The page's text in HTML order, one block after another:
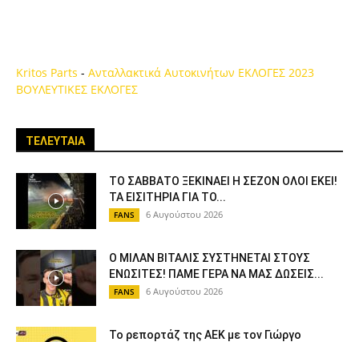
Kritos Parts - Ανταλλακτικά Αυτοκινήτων ΕΚΛΟΓΕΣ 2023
ΒΟΥΛΕΥΤΙΚΕΣ ΕΚΛΟΓΕΣ
ΤΕΛΕΥΤΑΙΑ
ΤΟ ΣΑΒΒΑΤΟ ΞΕΚΙΝΑΕΙ Η ΣΕΖΟΝ ΟΛΟΙ ΕΚΕΙ!
ΤΑ ΕΙΣΙΤΗΡΙΑ ΓΙΑ ΤΟ...
FANS 6 Αυγούστου 2026
Ο ΜΙΛΑΝ ΒΙΤΑΛΙΣ ΣΥΣΤΗΝΕΤΑΙ ΣΤΟΥΣ
ΕΝΩΣΙΤΕΣ! ΠΑΜΕ ΓΕΡΑ ΝΑ ΜΑΣ ΔΩΣΕΙΣ...
FANS 6 Αυγούστου 2026
Το ρεπορτάζ της ΑΕΚ με τον Γιώργο